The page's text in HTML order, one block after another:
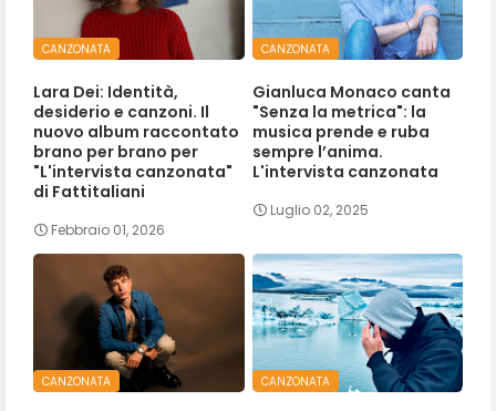
CANZONATA
Lara Dei: Identità,
desiderio e canzoni. Il
nuovo album raccontato
brano per brano per
"L'intervista canzonata"
di Fattitaliani
Febbraio 01, 2026
CANZONATA
Gianluca Monaco canta
"Senza la metrica": la
musica prende e ruba
sempre l’anima.
L'intervista canzonata
Luglio 02, 2025
CANZONATA CANZONATA